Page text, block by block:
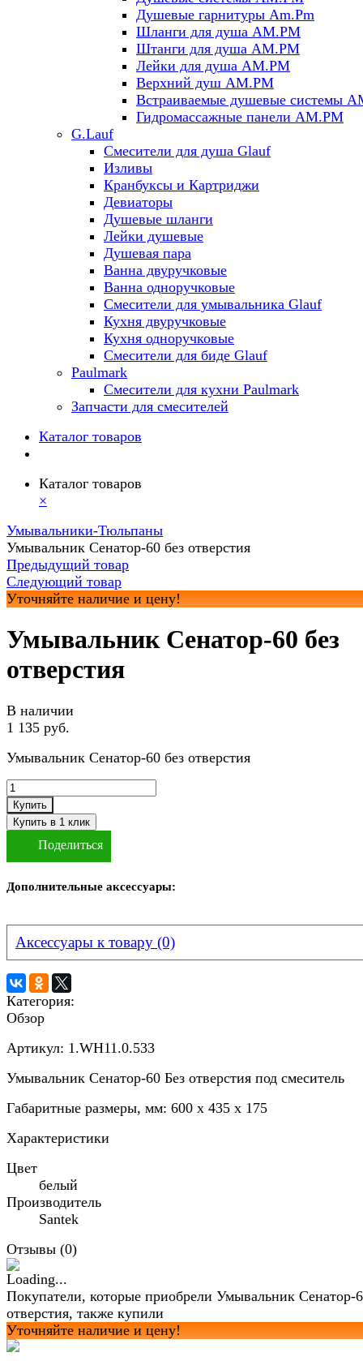
Душевые гарнитуры Am.Pm
Шланги для душа AM.PM
Штанги для душа AM.PM
Лейки для душа AM.PM
Верхний душ AM.PM
Встраиваемые душевые системы
Гидромассажные панели AM.PM
G.Lauf
Смесители для душа Glauf
Изливы
Кранбуксы и Картриджи
Девиаторы
Душевые шланги
Лейки душевые
Душевая пара
Ванна двуручковые
Ванна одноручковые
Смесители для умывальника Glauf
Кухня двуручковые
Кухня одноручковые
Смесители для биде Glauf
Paulmark
Смесители для кухни Paulmark
Запчасти для смесителей
Каталог товаров
Каталог товаров
×
Умывальники-Тюльпаны
Умывальник Сенатор-60 без отверстия
Предыдущий товар
Следующий товар
Уточняйте наличие и цену!
Умывальник Сенатор-60 без
отверстия
В наличии
1 135 руб.
Умывальник Сенатор-60 без отверстия
Купить
Поделиться
Дополнительные аксессуары:
Аксессуары к товару (0)
Категория:
Обзор
Артикул: 1.WH11.0.533
Умывальник Сенатор-60 Без отверстия под смеситель
Габаритные размеры, мм: 600 x 435 x 175
Характеристики
Цвет
белый
Производитель
Santek
Отзывы (0)
Покупатели, которые приобрели Умывальник Сенатор-
отверстия, также купили
Уточняйте наличие и цену!